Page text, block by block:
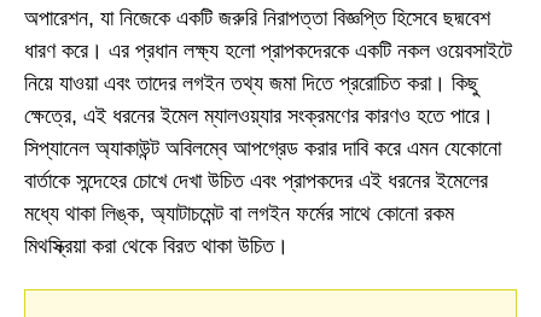
অপারেশন, যা নিজেকে একটি জরুরি নিরাপত্তা বিজ্ঞপ্তি হিসেবে ছদ্মবেশ
ধারণ করে। এর প্রধান লক্ষ্য হলো প্রাপকদেরকে একটি নকল ওয়েবসাইটে
নিয়ে যাওয়া এবং তাদের লগইন তথ্য জমা দিতে প্ররোচিত করা। কিছু
ক্ষেত্রে, এই ধরনের ইমেল ম্যালওয়্যার সংক্রমণের কারণও হতে পারে।
সিপ্যানেল অ্যাকাউন্ট অবিলম্বে আপগ্রেড করার দাবি করে এমন যেকোনো
বার্তাকে সন্দেহের চোখে দেখা উচিত এবং প্রাপকদের এই ধরনের ইমেলের
মধ্যে থাকা লিঙ্ক, অ্যাটাচমেন্ট বা লগইন ফর্মের সাথে কোনো রকম
মিথস্ক্রিয়া করা থেকে বিরত থাকা উচিত।